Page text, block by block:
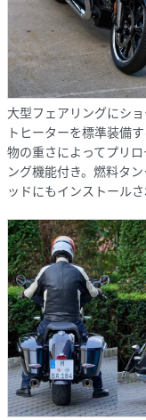
大型フェアリングにシ
トヒーターを標準装備
物の重さによってプリ
ング機能付き。燃料タ
ッドにもインストールさ